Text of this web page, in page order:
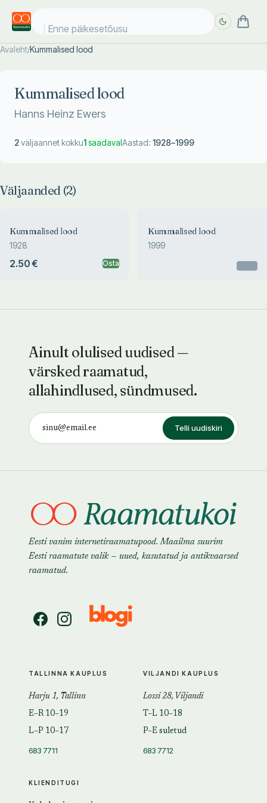
Enne päikesetõusu
Avaleht/Kummalised lood
Kummalised lood
Hanns Heinz Ewers
2väljaannet kokku1saadavalAastad: 1928–1999
Väljaanded (2)
Kummalised lood
1928
2.50 € Osta
Kummalised lood
1999
Ainult olulised uudised —
värsked raamatud,
allahindlused, sündmused.
Telli uudiskiri
Eesti vanim internetiraamatupood. Maailma suurim
Eesti raamatute valik — uued, kasutatud ja antikvaarsed
raamatud.
KLIENDITUGI
TALLINNA KAUPLUS
Harju 1, Tallinn
E–R 10–19
L–P 10–17
683 7711
VILJANDI KAUPLUS
Lossi 28, Viljandi
T–L 10–18
P–E suletud
683 7712